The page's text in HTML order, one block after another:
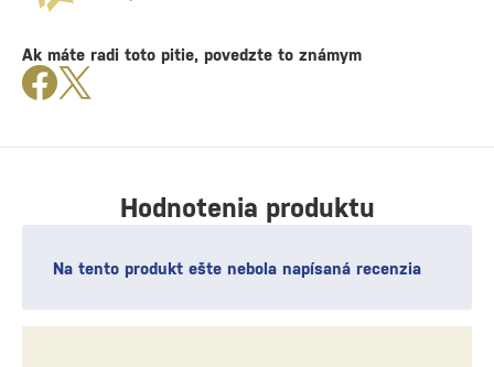
Hodnotenia produktu
Na tento produkt ešte nebola napísaná recenzia
Ak máte radi toto pitie, povedzte to známym